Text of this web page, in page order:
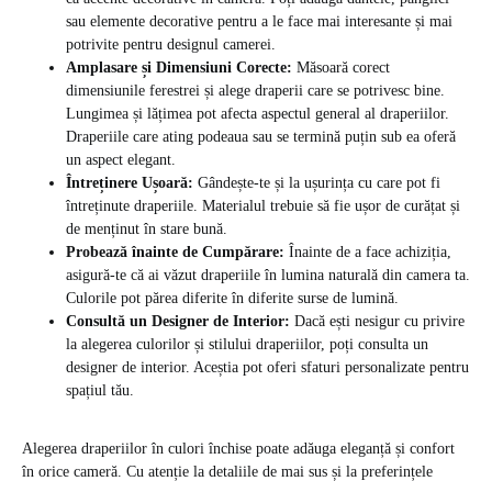
sau elemente decorative pentru a le face mai interesante și mai
potrivite pentru designul camerei.
Amplasare și Dimensiuni Corecte: Măsoară corect
dimensiunile ferestrei și alege draperii care se potrivesc bine.
Lungimea și lățimea pot afecta aspectul general al draperiilor.
Draperiile care ating podeaua sau se termină puțin sub ea oferă
un aspect elegant.
Întreținere Ușoară: Gândește-te și la ușurința cu care pot fi
întreținute draperiile. Materialul trebuie să fie ușor de curățat și
de menținut în stare bună.
Probează înainte de Cumpărare: Înainte de a face achiziția,
asigură-te că ai văzut draperiile în lumina naturală din camera ta.
Culorile pot părea diferite în diferite surse de lumină.
Consultă un Designer de Interior: Dacă ești nesigur cu privire
la alegerea culorilor și stilului draperiilor, poți consulta un
designer de interior. Aceștia pot oferi sfaturi personalizate pentru
spațiul tău.
Alegerea draperiilor în culori închise poate adăuga eleganță și confort
în orice cameră. Cu atenție la detaliile de mai sus și la preferințele